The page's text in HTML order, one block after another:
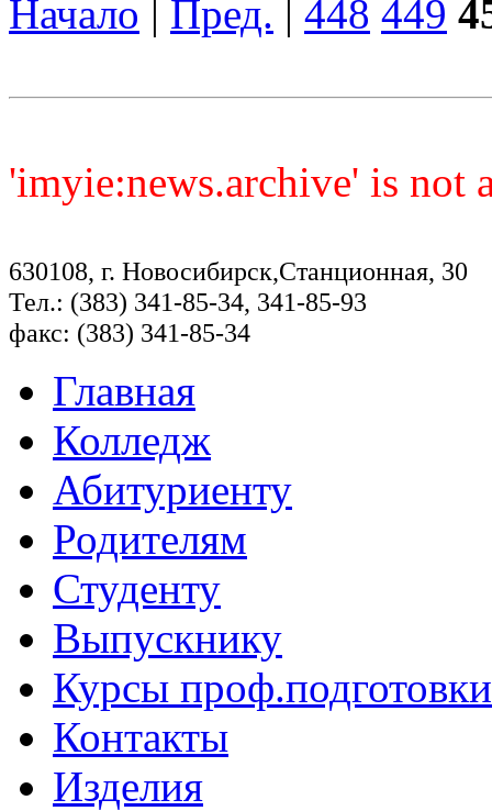
Начало Пред. 448 449
'imyie:news.archive' is not
630108, г. Новосибирск,Станционная, 30
Тел.: (383) 341-85-34, 341-85-93
факс: (383) 341-85-34
Главная
Колледж
Абитуриенту
Родителям
Студенту
Выпускнику
Курсы проф.подготовки
Контакты
Изделия